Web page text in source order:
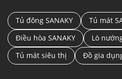
Tủ đông SANAKY
Tủ mát
Điều hòa SANAKY
Lò
Tủ mát siêu thị
Đồ gia